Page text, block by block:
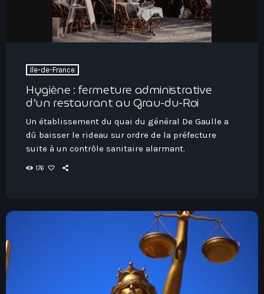
Ile-de-France
Hygiène : fermeture administrative
d’un restaurant au Grau-du-Roi
Un établissement du quai du général De Gaulle a
dû baisser le rideau sur ordre de la préfecture
suite à un contrôle sanitaire alarmant.
176